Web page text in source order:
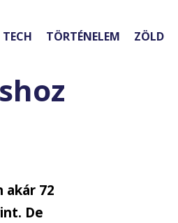
TECH TÖRTÉNELEM ZÖLD
akár 72
De